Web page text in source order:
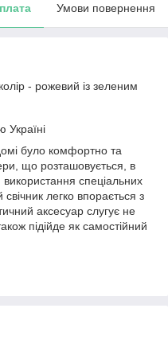
Умови повернення
- рожевий із зеленим
Україні
було комфортно та
що розташовується, в
спеціальних
легко впорається з
аксесуар слугує не
підійде як самостійний